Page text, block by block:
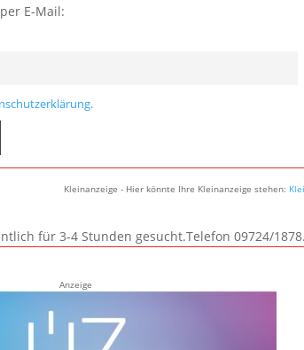
E-Mail:
Kleinanzeige - Hier könnte Ihre Kleinanzeige stehen:
für 3-4 Stunden gesucht.Telefon 09724/1878.
Anzeige